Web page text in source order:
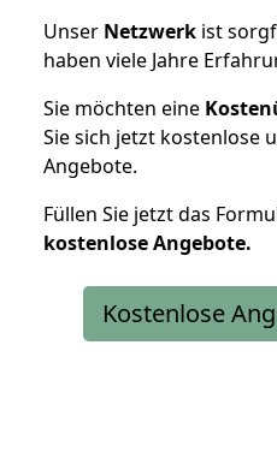
Unser Netzwerk ist
haben viele Jahre
Sie möchten eine
Sie sich jetzt kostenlose
Angebote.
Füllen Sie jetzt das
kostenloseAngebote.
Kostenlose